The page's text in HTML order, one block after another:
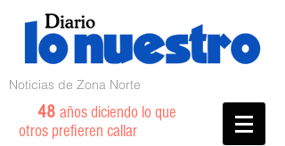
Noticias de Zona Norte
48 años diciendo lo que
otros prefieren callar